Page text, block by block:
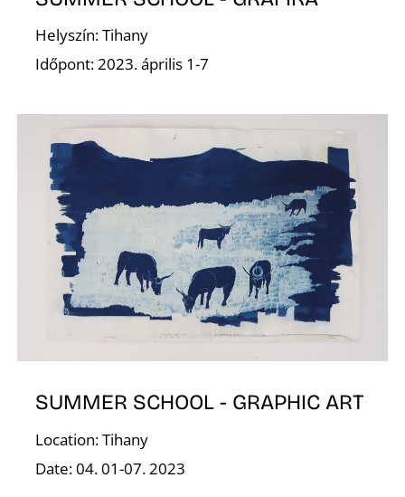
Helyszín: Tihany
Időpont: 2023. április 1-7
SUMMER SCHOOL - GRAPHIC ART
Location: Tihany
Date: 04. 01-07. 2023